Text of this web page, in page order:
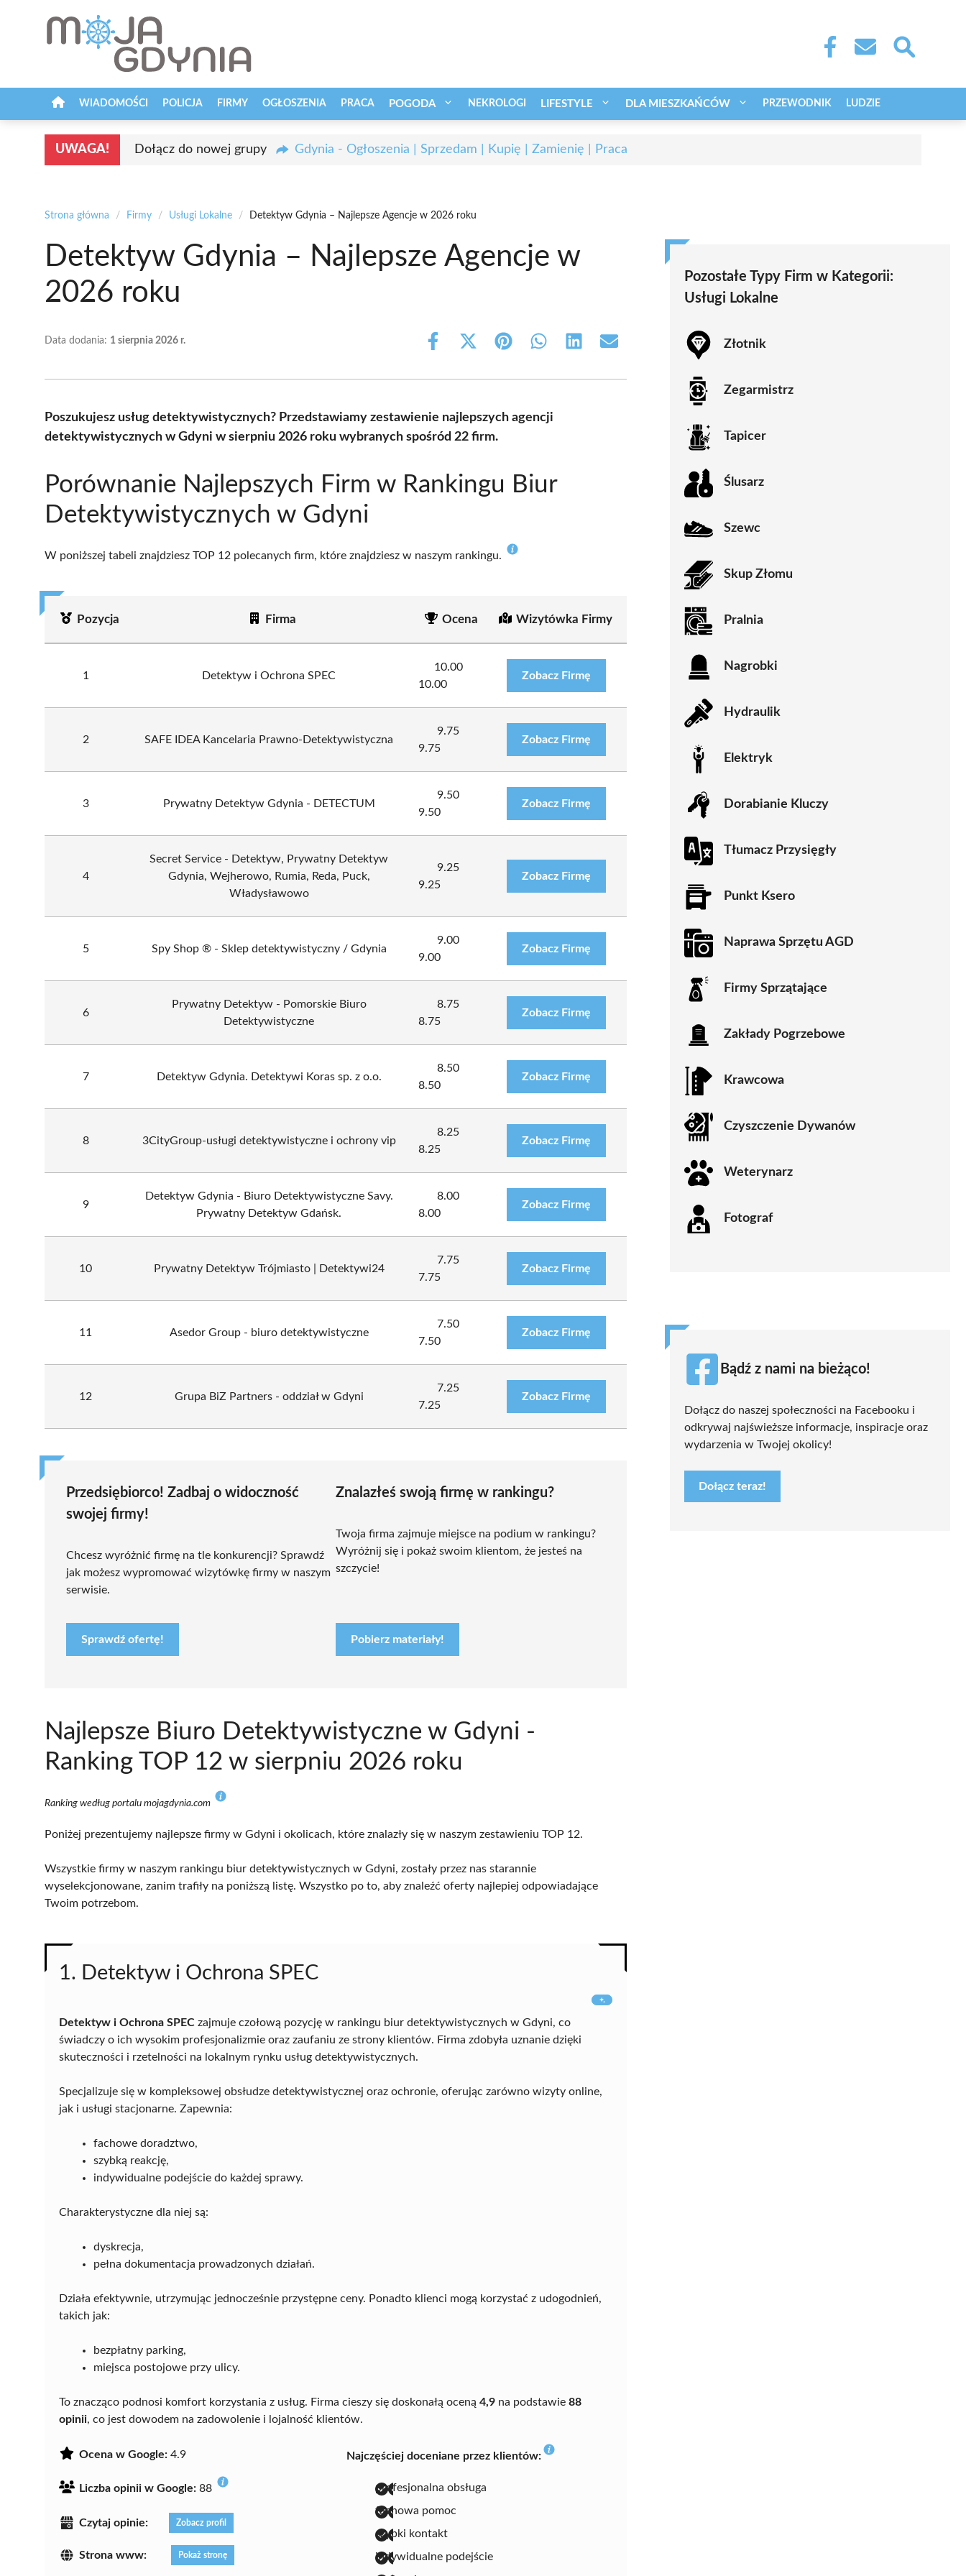
WIADOMOŚCI POLICJA FIRMY OGŁOSZENIA PRACA POGODA NEKROLOGI LIFESTYLE DLA MIESZKAŃCÓW PRZEWODNIK LUDZIE
UWAGA! Dołącz do nowej grupy Gdynia - Ogłoszenia | Sprzedam | Kupię | Zamienię | Praca
Strona główna / Firmy / Usługi Lokalne / Detektyw Gdynia – Najlepsze Agencje w 2026 roku
Detektyw Gdynia – Najlepsze Agencje w
2026 roku
Data dodania: 1 sierpnia 2026 r.
Share
Share
(Twitter)
Share Share Share Share
Poszukujesz usług detektywistycznych? Przedstawiamy zestawienie najlepszych agencji
detektywistycznych w Gdyni w sierpniu 2026 roku wybranych spośród 22 firm.
Porównanie Najlepszych Firm w Rankingu Biur
Detektywistycznych w Gdyni
W poniższej tabeli znajdziesz TOP 12 polecanych firm, które znajdziesz w naszym rankingu.
Pozycja Firma Ocena Wizytówka Firmy
1 Detektyw i Ochrona SPEC
10.00
10.00
Zobacz Firmę
2 SAFE IDEA Kancelaria Prawno-Detektywistyczna
9.75
9.75
Zobacz Firmę
3 Prywatny Detektyw Gdynia - DETECTUM
9.50
9.50
Zobacz Firmę
4
Secret Service - Detektyw, Prywatny Detektyw
Gdynia, Wejherowo, Rumia, Reda, Puck,
Władysławowo
9.25
9.25
Zobacz Firmę
5 Spy Shop ® - Sklep detektywistyczny / Gdynia
9.00
9.00
Zobacz Firmę
6
Prywatny Detektyw - Pomorskie Biuro
Detektywistyczne
8.75
8.75
Zobacz Firmę
7 Detektyw Gdynia. Detektywi Koras sp. z o.o.
8.50
8.50
Zobacz Firmę
8 3CityGroup-usługi detektywistyczne i ochrony vip
8.25
8.25
Zobacz Firmę
9
Detektyw Gdynia - Biuro Detektywistyczne Savy.
Prywatny Detektyw Gdańsk.
8.00
8.00
Zobacz Firmę
10 Prywatny Detektyw Trójmiasto | Detektywi24
7.75
7.75
Zobacz Firmę
11 Asedor Group - biuro detektywistyczne
7.50
7.50
Zobacz Firmę
12 Grupa BiZ Partners - oddział w Gdyni
7.25
7.25
Zobacz Firmę
Przedsiębiorco! Zadbaj o widoczność
swojej firmy!
Chcesz wyróżnić firmę na tle konkurencji? Sprawdź
jak możesz wypromować wizytówkę firmy w naszym
serwisie.
Sprawdź ofertę!
Znalazłeś swoją firmę w rankingu?
Twoja firma zajmuje miejsce na podium w rankingu?
Wyróżnij się i pokaż swoim klientom, że jesteś na
szczycie!
Pobierz materiały!
Najlepsze Biuro Detektywistyczne w Gdyni -
Ranking TOP 12 w sierpniu 2026 roku
Ranking według portalu mojagdynia.com
Poniżej prezentujemy najlepsze firmy w Gdyni i okolicach, które znalazły się w naszym zestawieniu TOP 12.
Wszystkie firmy w naszym rankingu biur detektywistycznych w Gdyni, zostały przez nas starannie
wyselekcjonowane, zanim trafiły na poniższą listę. Wszystko po to, aby znaleźć oferty najlepiej odpowiadające
Twoim potrzebom.
1. Detektyw i Ochrona SPEC
Detektyw i Ochrona SPEC zajmuje czołową pozycję w rankingu biur detektywistycznych w Gdyni, co
świadczy o ich wysokim profesjonalizmie oraz zaufaniu ze strony klientów. Firma zdobyła uznanie dzięki
skuteczności i rzetelności na lokalnym rynku usług detektywistycznych.
Specjalizuje się w kompleksowej obsłudze detektywistycznej oraz ochronie, oferując zarówno wizyty online,
jak i usługi stacjonarne. Zapewnia:
fachowe doradztwo,
szybką reakcję,
indywidualne podejście do każdej sprawy.
Charakterystyczne dla niej są:
dyskrecja,
pełna dokumentacja prowadzonych działań.
Działa efektywnie, utrzymując jednocześnie przystępne ceny. Ponadto klienci mogą korzystać z udogodnień,
takich jak:
bezpłatny parking,
miejsca postojowe przy ulicy.
To znacząco podnosi komfort korzystania z usług. Firma cieszy się doskonałą oceną 4,9 na podstawie 88
opinii, co jest dowodem na zadowolenie i lojalność klientów.
Ocena w Google: 4.9
Liczba opinii w Google: 88
Czytaj opinie: Zobacz profil
Strona www: Pokaż stronę
Najczęściej doceniane przez klientów:
profesjonalna obsługa
fachowa pomoc
szybki kontakt
indywidualne podejście
Pozostałe Typy Firm w Kategorii:
Usługi Lokalne
Złotnik
Zegarmistrz
Tapicer
Ślusarz
Szewc
Skup Złomu
Pralnia
Nagrobki
Hydraulik
Elektryk
Dorabianie Kluczy
Tłumacz Przysięgły
Punkt Ksero
Naprawa Sprzętu AGD
Firmy Sprzątające
Zakłady Pogrzebowe
Krawcowa
Czyszczenie Dywanów
Weterynarz
Fotograf
Bądź z nami na bieżąco!
Dołącz do naszej społeczności na Facebooku i
odkrywaj najświeższe informacje, inspiracje oraz
wydarzenia w Twojej okolicy!
Dołącz teraz!